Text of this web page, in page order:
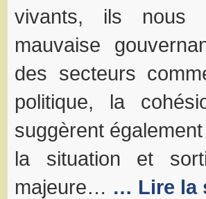
vivants, ils nous
mauvaise
des secteurs
politique, la
suggèrent
la situation et
majeure… … Lire la